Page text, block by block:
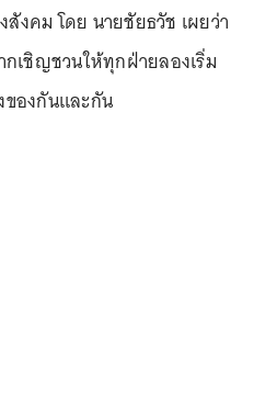
งคม โดย นายชัยธวัช เผยว่า
กเชิญชวนให้ทุกฝ่ายลองเริ่ม
องกันและกัน